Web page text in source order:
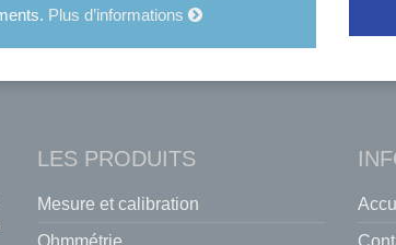
Plus d’informations
LES PRODUITS
Mesure et calibration
Ohmmétrie